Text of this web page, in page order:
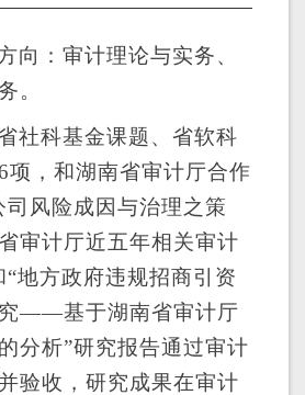
向：审计理论与实务、
。
社科基金课题、省软科
项， 和湖南省审计厅合作
司风险成因与治理之策
审计厅近五年相关审计
“地方政府违规招商引资
——基于湖南省审计厅
分析”研究报告通过审计
验收，研究成果在审计